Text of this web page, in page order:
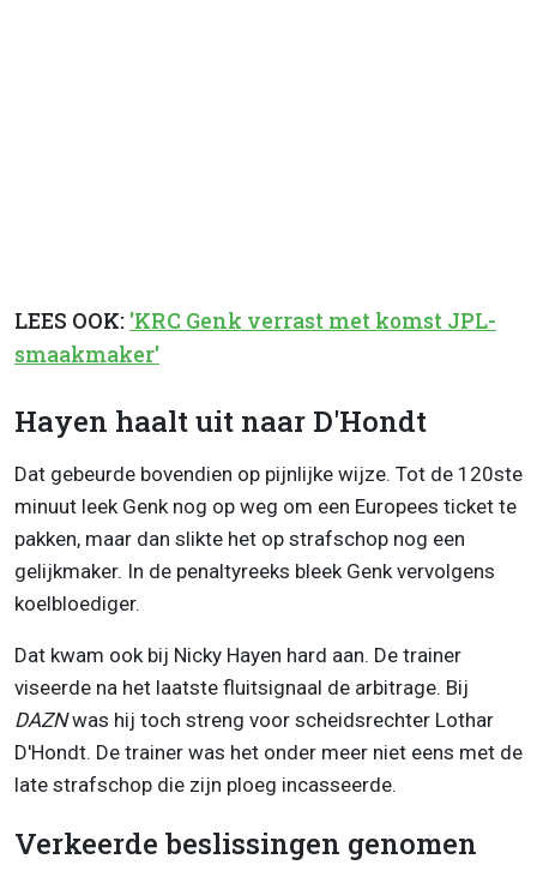
LEES OOK: 'KRC Genk verrast met komst JPL-
smaakmaker'
Hayen haalt uit naar D'Hondt
Dat gebeurde bovendien op pijnlijke wijze. Tot de 120ste
minuut leek Genk nog op weg om een Europees ticket te
pakken, maar dan slikte het op strafschop nog een
gelijkmaker. In de penaltyreeks bleek Genk vervolgens
koelbloediger.
Dat kwam ook bij Nicky Hayen hard aan. De trainer
viseerde na het laatste fluitsignaal de arbitrage. Bij
DAZNwas hij toch streng voor scheidsrechter Lothar
D'Hondt. De trainer was het onder meer niet eens met de
late strafschop die zijn ploeg incasseerde.
Verkeerde beslissingen genomen